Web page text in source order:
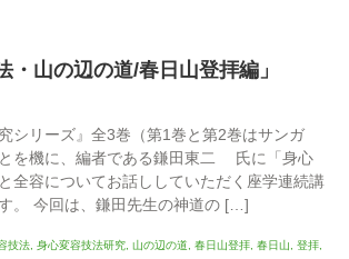
・山の辺の道/春日山登拝編」
シリーズ』全3巻（第1巻と第2巻はサンガ
を機に、編者である鎌田東二 氏に「身心
全容についてお話ししていただく座学連続講
。 今回は、鎌田先生の神道の […]
技法 身心変容技法研究 山の辺の道 春日山登拝 春日山 登拝